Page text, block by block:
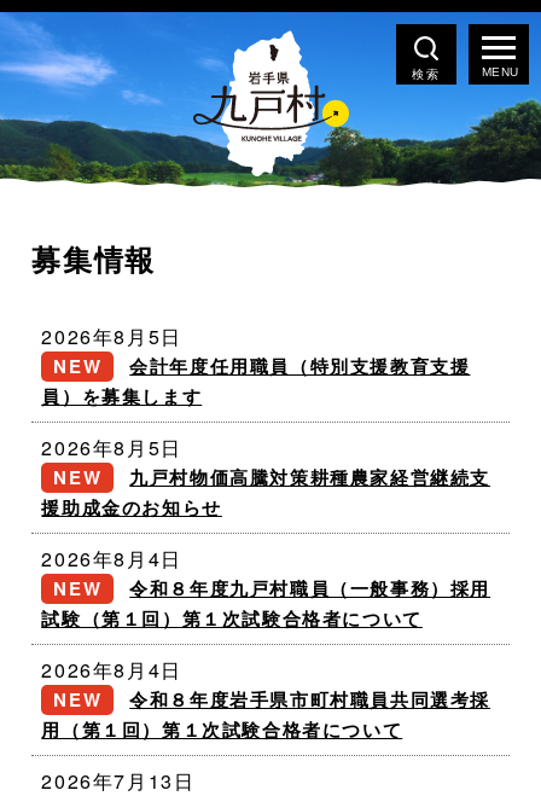
検索
募集情報
2026年8月5日
会計年度任用職員（特別支援教育支援
員）を募集します
2026年8月5日
九戸村物価高騰対策耕種農家経営継続支
援助成金のお知らせ
2026年8月4日
令和８年度九戸村職員（一般事務）採用
試験（第１回）第１次試験合格者について
2026年8月4日
令和８年度岩手県市町村職員共同選考採
用（第１回）第１次試験合格者について
2026年7月13日